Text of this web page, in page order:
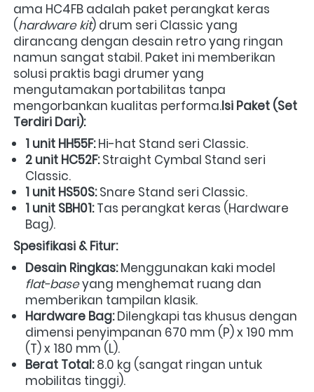
ama HC4FB adalah paket perangkat keras
(hardware kit) drum seri Classic yang
dirancang dengan desain retro yang ringan
namun sangat stabil. Paket ini memberikan
solusi praktis bagi drumer yang
mengutamakan portabilitas tanpa
mengorbankan kualitas performa.Isi Paket (Set
Terdiri Dari):
1 unit HH55F: Hi-hat Stand seri Classic.
2 unit HC52F: Straight Cymbal Stand seri
Classic.
1 unit HS50S: Snare Stand seri Classic.
1 unit SBH01: Tas perangkat keras (Hardware
Bag).
Spesifikasi & Fitur:
Desain Ringkas:
flat-base yang menghemat ruang dan
memberikan tampilan klasik.
Hardware Bag: Dilengkapi tas khusus dengan
dimensi penyimpanan 670 mm (P) x 190 mm
(T) x 180 mm (L).
Berat Total: 8.0 kg (sangat ringan untuk
mobilitas tinggi).